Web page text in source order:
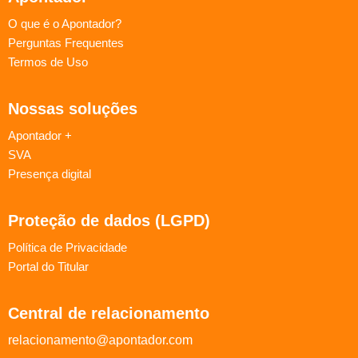
O que é o Apontador?
Perguntas Frequentes
Termos de Uso
Nossas soluções
Apontador +
SVA
Presença digital
Proteção de dados (LGPD)
Política de Privacidade
Portal do Titular
Central de relacionamento
relacionamento@apontador.com